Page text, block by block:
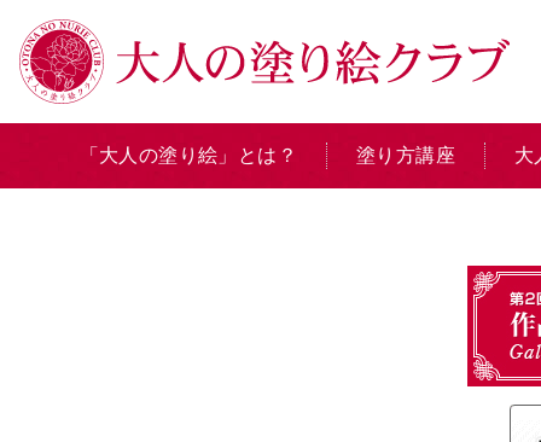
「大人の塗り絵」とは？ 塗り方講座 大